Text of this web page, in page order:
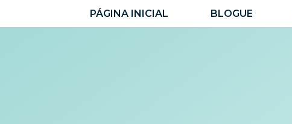
PÁGINA INICIAL BLOGUE